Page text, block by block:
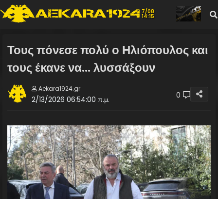
7/08
14:15
Τους πόνεσε πολύ ο Ηλιόπουλος και
τους έκανε να... λυσσάξουν
Aekara1924.gr
2/13/2026 06:54:00 π.μ. 0